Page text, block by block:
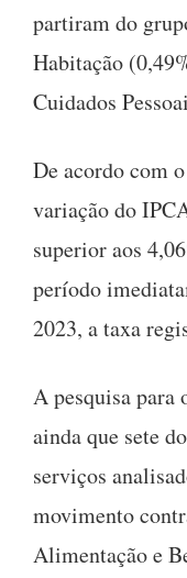
partiram do
Habitação
Cuidados
De acordo com
variação do
superior aos
período
2023, a taxa
A pesquisa
ainda que sete
serviços
movimento
Alimentação e